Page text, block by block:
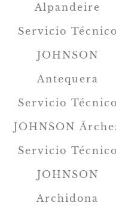
Alpandeire
Servicio Técnico
JOHNSON
Antequera
Servicio Técnico
JOHNSON
Servicio Técnico
JOHNSON
Archidona